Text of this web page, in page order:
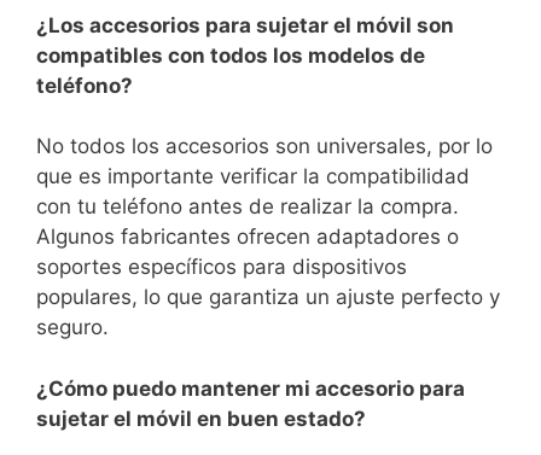
¿Los accesorios para sujetar el móvil son
compatibles⁤ con todos los modelos de
teléfono?
No todos los accesorios son universales, por lo
que es importante verificar la compatibilidad
con tu teléfono antes de realizar la compra.
Algunos fabricantes ofrecen adaptadores o
⁣soportes específicos⁢ para dispositivos
populares, lo que garantiza⁢ un ajuste⁢ perfecto y
seguro.
¿Cómo puedo mantener mi accesorio para
sujetar el⁣ móvil en buen estado?